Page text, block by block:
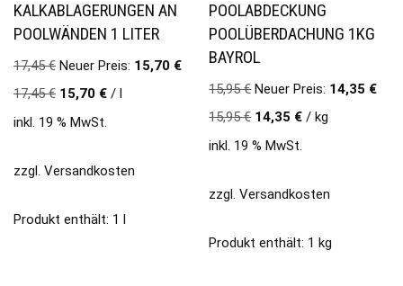
KALKABLAGERUNGEN AN
POOLWÄNDEN 1 LITER
17,45€ Neuer Preis: 15,70 €
17,45€ 15,70 € / l
inkl. 19 % MwSt.
zzgl. Versandkosten
Produkt enthält: 1 l
POOLABDECKUNG
POOLÜBERDACHUNG 1KG
BAYROL
15,95€ Neuer Preis: 14,35 €
15,95€ 14,35 € /kg
inkl. 19 % MwSt.
zzgl.Versandkosten
Produkt enthält: 1kg